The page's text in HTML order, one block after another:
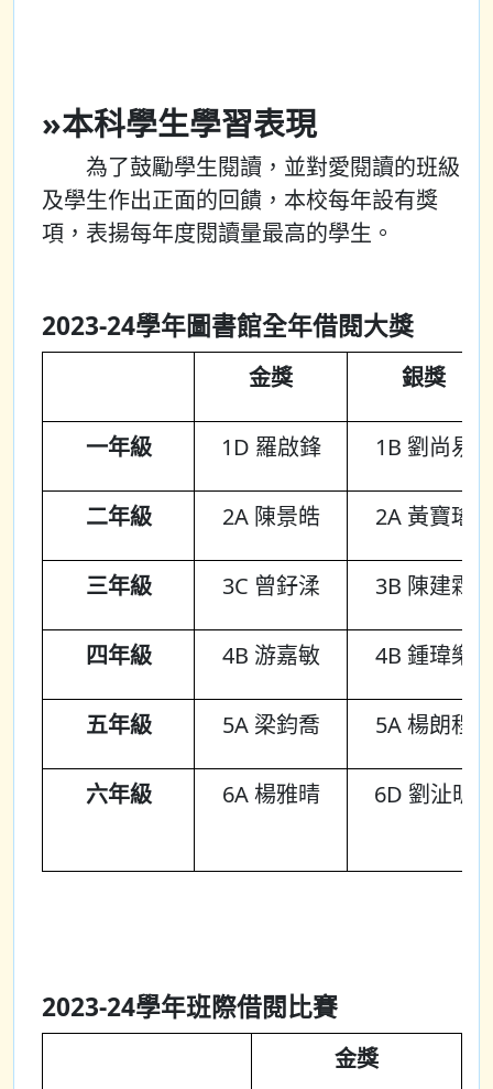
»本科學生學習表現
為了鼓勵學生閱讀，並對愛閱讀的班級
及學生作出正面的回饋，本校每年設有獎
項，表揚每年度閱讀量最高的學生。
2023-24學年圖書館全年借閱大獎
金獎 銀獎
一年級 1D 羅啟鋒 1B 劉尚易
二年級 2A 陳景皓 2A 黃寶瑤
三年級 3C 曾釨渘 3B 陳建霖
四年級 4B 游嘉敏 4B 鍾瑋樂
五年級 5A 梁鈞喬 5A 楊朗程
六年級 6A 楊雅晴 6D 劉沚昕
2023-24學年班際借閱比賽
金獎